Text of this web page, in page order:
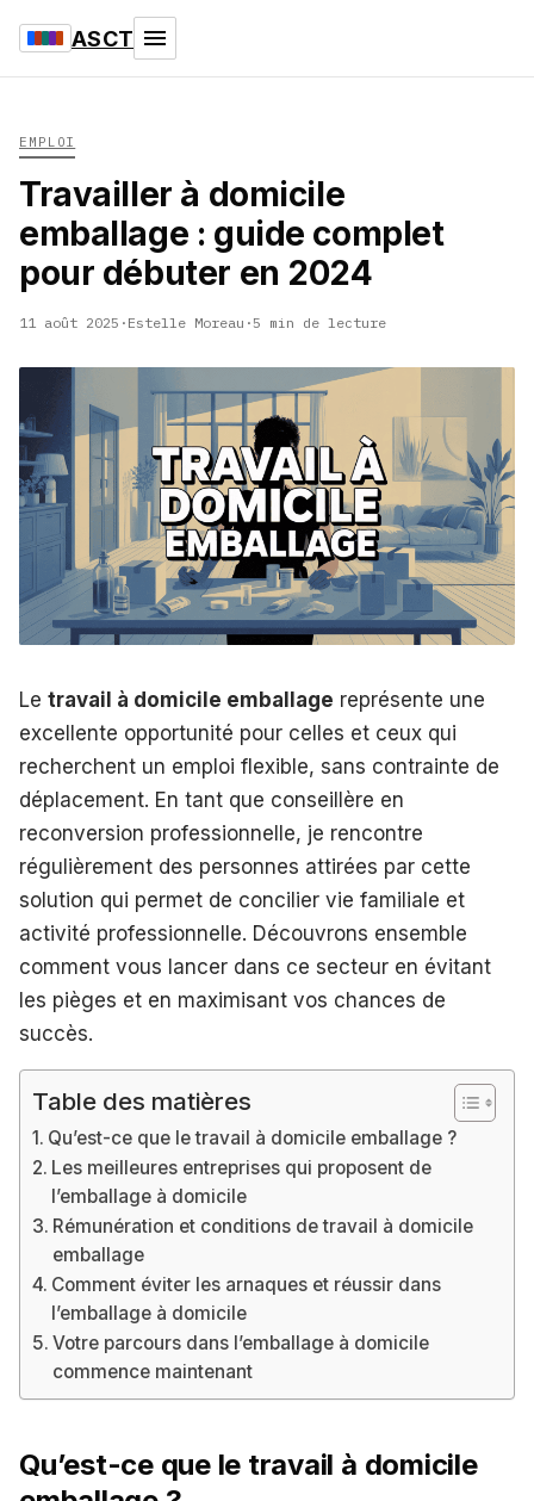
ASCT
EMPLOI
Travailler à domicile
emballage : guide complet
pour débuter en 2024
11 août 2025 · Estelle Moreau ·5 min de lecture
Le travail à domicile emballage représente une
excellente opportunité pour celles et ceux qui
recherchent un emploi flexible, sans contrainte de
déplacement. En tant que conseillère en
reconversion professionnelle, je rencontre
régulièrement des personnes attirées par cette
solution qui permet de concilier vie familiale et
activité professionnelle. Découvrons ensemble
comment vous lancer dans ce secteur en évitant
les pièges et en maximisant vos chances de
succès.
Table des matières
Qu’est-ce que le travail à domicile emballage ?
Les meilleures entreprises qui proposent de
l’emballage à domicile
Rémunération et conditions de travail à domicile
emballage
Comment éviter les arnaques et réussir dans
l’emballage à domicile
Votre parcours dans l’emballage à domicile
commence maintenant
Qu’est-ce que le travail à domicile